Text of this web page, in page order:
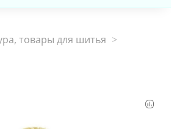
товары для шитья